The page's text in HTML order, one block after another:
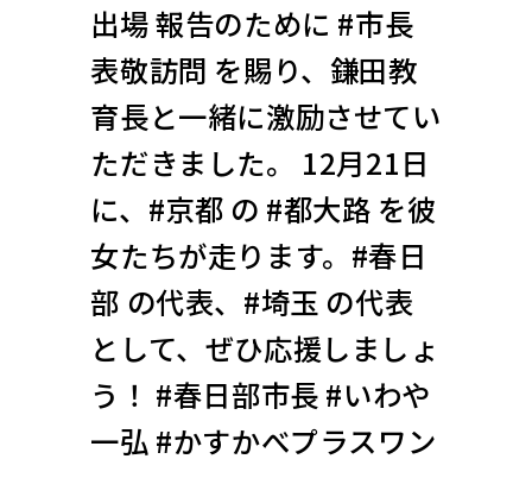
出場 報告のために #市長
表敬訪問 を賜り、鎌田教
育長と一緒に激励させてい
ただきました。 12月21日
に、#京都 の #都大路 を彼
女たちが走ります。#春日
部 の代表、#埼玉 の代表
として、ぜひ応援しましょ
う！ #春日部市長 #いわや
一弘 #かすかべプラスワン